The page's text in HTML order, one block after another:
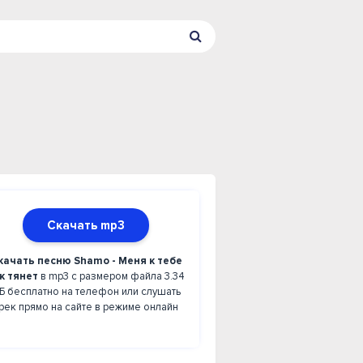
Скачать mp3
песню Shamo - Меня к тебе
тянет в mp3 с размером файла 3.34
бесплатно на телефон или слушать
прямо на сайте в режиме онлайн